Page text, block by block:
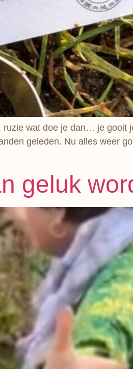
wat doe je dan… je gooit
geleden. Nu alles weer
geluk